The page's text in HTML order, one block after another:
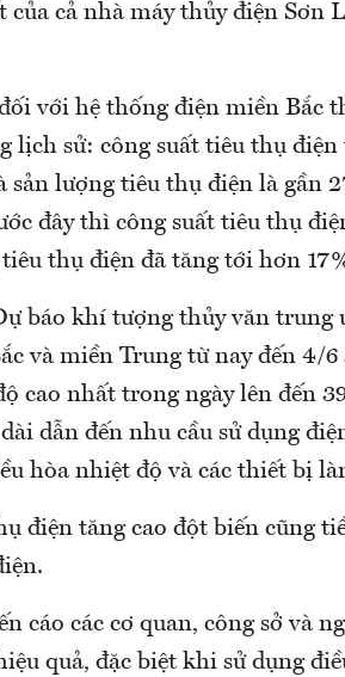
của cả nhà máy thủy điện Sơn
với hệ thống điện miền Bắc
lịch sử: công suất tiêu thụ điện
sản lượng tiêu thụ điện là gần
đây thì công suất tiêu thụ
thụ điện đã tăng tới hơn
báo khí tượng thủy văn
và miền Trung từ nay đến 4/6
cao nhất trong ngày lên đến
dẫn đến nhu cầu sử dụng
hòa nhiệt độ và các thiết bị
điện tăng cao đột biến cũng
cáo các cơ quan, công sở và
quả, đặc biệt khi sử dụng